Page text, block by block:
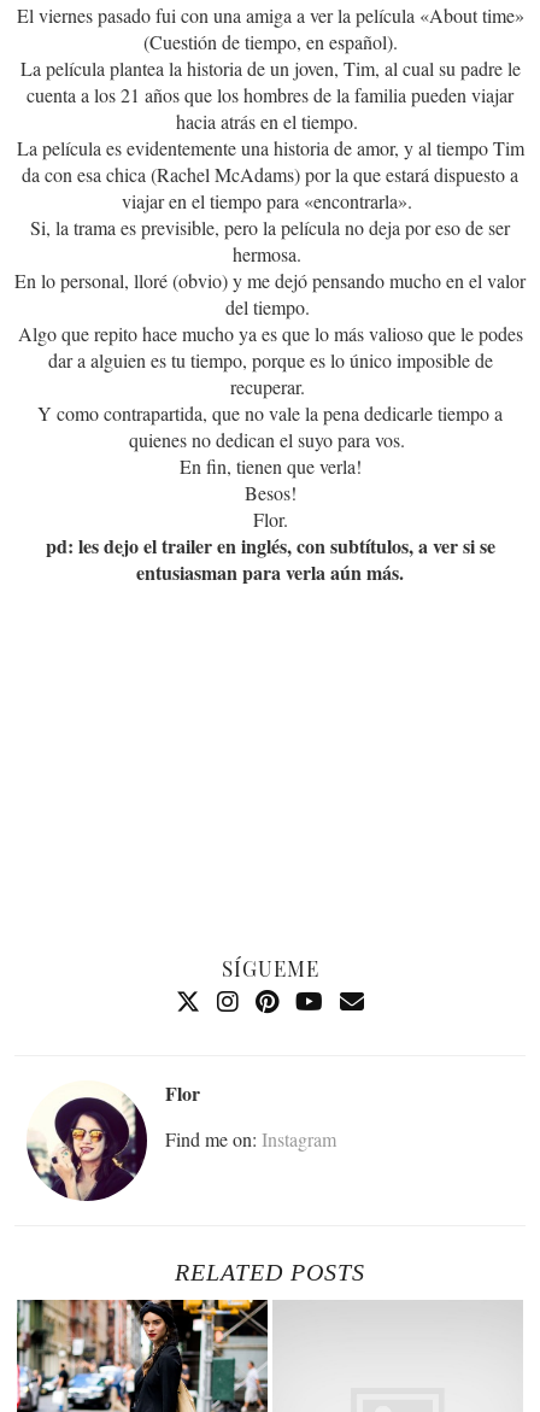
El viernes pasado fui con una amiga a ver la película «About time»
(Cuestión de tiempo, en español).
La película plantea la historia de un joven, Tim, al cual su padre le
cuenta a los 21 años que los hombres de la familia pueden viajar
hacia atrás en el tiempo.
La película es evidentemente una historia de amor, y al tiempo Tim
da con esa chica (Rachel McAdams) por la que estará dispuesto a
viajar en el tiempo para «encontrarla».
Si, la trama es previsible, pero la película no deja por eso de ser
hermosa.
En lo personal, lloré (obvio) y me dejó pensando mucho en el valor
del tiempo.
Algo que repito hace mucho ya es que lo más valioso que le podes
dar a alguien es tu tiempo, porque es lo único imposible de
recuperar.
Y como contrapartida, que no vale la pena dedicarle tiempo a
quienes no dedican el suyo para vos.
En fin, tienen que verla!
Besos!
Flor.
pd: les dejo el trailer en inglés, con subtítulos, a ver si se
entusiasman para verla aún más.
SÍGUEME
Flor
Find me on: Instagram
RELATED POSTS